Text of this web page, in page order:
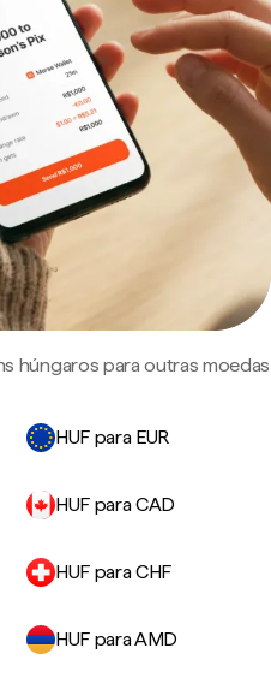
húngaros para outras moedas
HUF para EUR
HUF para CAD
HUF para CHF
HUF para AMD